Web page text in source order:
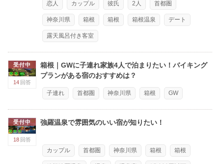
恋人 カップル 彼氏 2人 首都圏
神奈川県 箱根 箱根 箱根温泉 デート
露天風呂付き客室
受付中
14 回答
箱根｜GWに子連れ家族4人で泊まりたい！バイキング
プランがある宿のおすすめは？
子連れ 首都圏 神奈川県 箱根 GW
受付中
18 回答
強羅温泉で雰囲気のいい宿が知りたい！
カップル 首都圏 神奈川県 箱根 箱根